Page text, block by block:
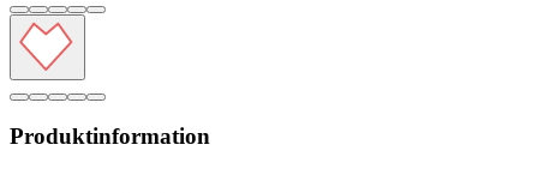
Produktinformation